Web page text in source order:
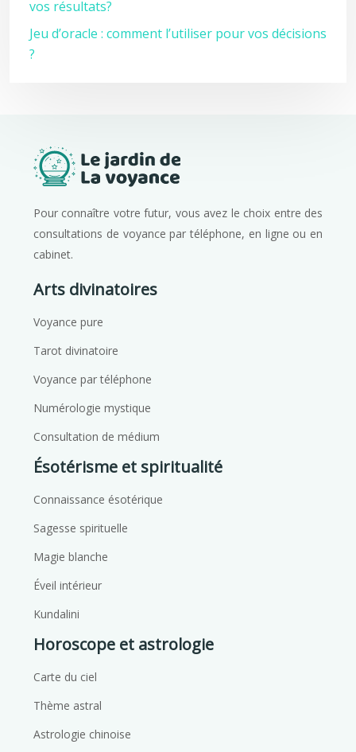
vos résultats?
Jeu d’oracle : comment l’utiliser pour vos décisions
?
Pour connaître votre futur, vous avez le choix entre des
consultations de voyance par téléphone, en ligne ou en
cabinet.
Arts divinatoires
Voyance pure
Tarot divinatoire
Voyance par téléphone
Numérologie mystique
Consultation de médium
Ésotérisme et spiritualité
Connaissance ésotérique
Sagesse spirituelle
Magie blanche
Éveil intérieur
Kundalini
Horoscope et astrologie
Carte du ciel
Thème astral
Astrologie chinoise